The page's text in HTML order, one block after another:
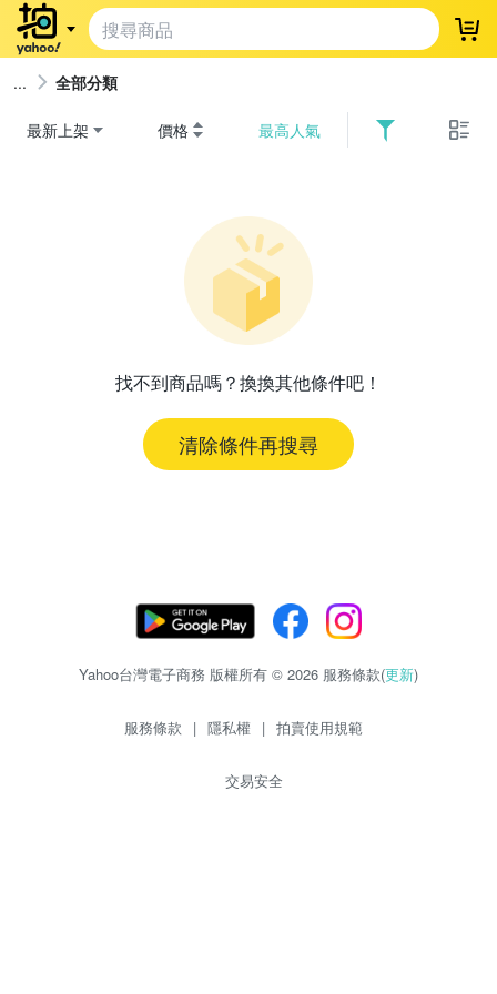
登
全部分類
最新上架 價格 最高人氣
找不到商品嗎？換換其他條件吧！
清除條件再搜尋
Yahoo台灣電子商務 版權所有 © 2026 服務條款(更新)
服務條款 | 隱私權 | 拍賣使用規範
交易安全